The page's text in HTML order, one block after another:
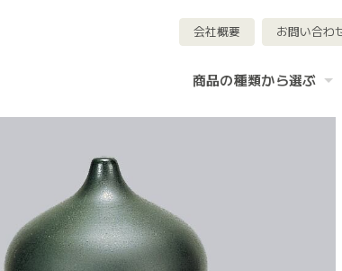
会社概要 お問い合わ
商品の種類から選ぶ